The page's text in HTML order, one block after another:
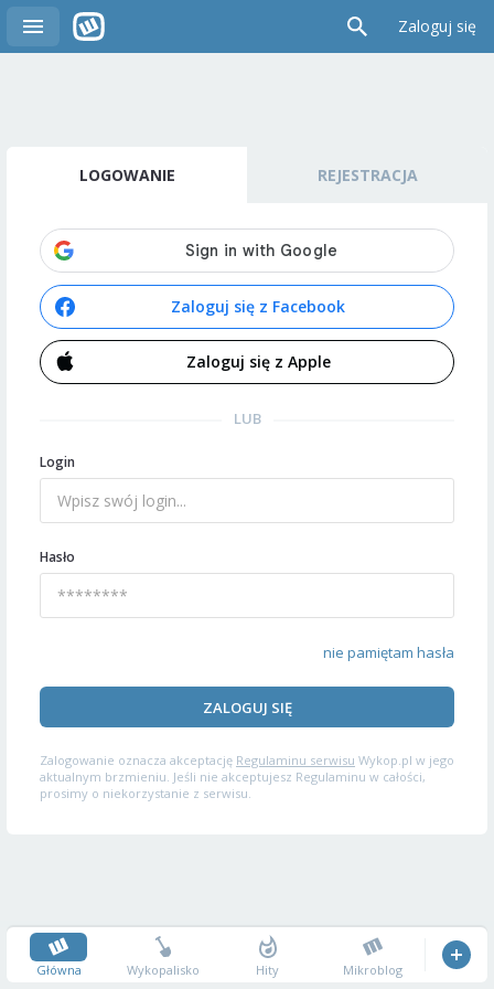
Zaloguj się
LOGOWANIE REJESTRACJA
Zaloguj się z Facebook
Zaloguj się z Apple
LUB
Login
Hasło
nie pamiętam hasła
ZALOGUJ SIĘ
Zalogowanie oznacza akceptację Regulaminu serwisu Wykop.pl w jego
aktualnym brzmieniu. Jeśli nie akceptujesz Regulaminu w całości,
prosimy o niekorzystanie z serwisu.
Główna Wykopalisko Hity Mikroblog